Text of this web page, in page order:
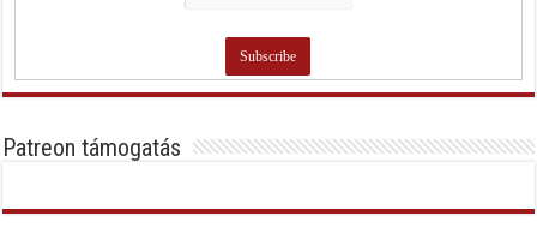
Patreon támogatás